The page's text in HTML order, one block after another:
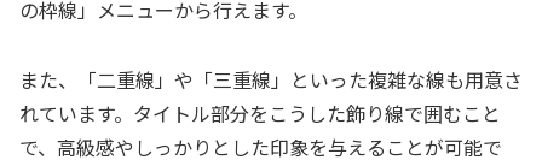
の枠線」メニューから行えます。
また、「二重線」や「三重線」といった複雑な線も用意さ
れています。タイトル部分をこうした飾り線で囲むこと
で、高級感やしっかりとした印象を与えることが可能で